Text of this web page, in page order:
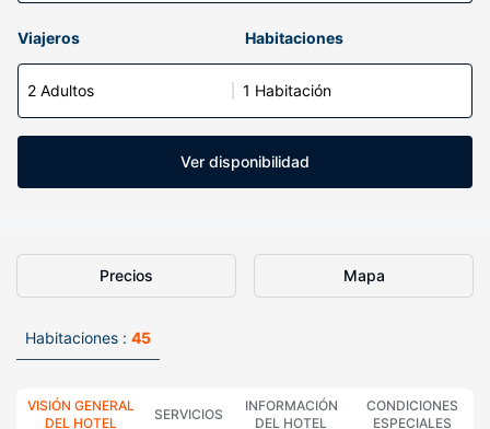
Viajeros Habitaciones
2 Adultos 1 Habitación
Ver disponibilidad
Precios Mapa
Habitaciones : 45
VISIÓN GENERAL
DEL HOTEL
SERVICIOS
INFORMACIÓN
DEL HOTEL
CONDICIONES
ESPECIALES